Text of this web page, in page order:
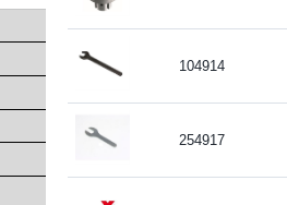
104914
254917